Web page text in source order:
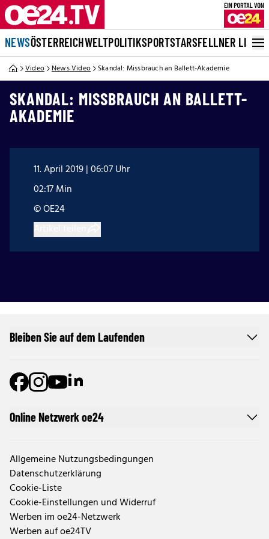
NEWSÖSTERREICHWELTPOLITIKSPORTSTARSFELLNER LIVE
Video News Video Skandal: Missbrauch an Ballett-Akademie
SKANDAL: MISSBRAUCH AN BALLETT-
AKADEMIE
11. April 2019 | 06:07 Uhr
02:17 Min
© OE24
Online Netzwerk oe24
Allgemeine Nutzungsbedingungen
Datenschutzerklärung
Cookie-Liste
Cookie-Einstellungen und Widerruf
Werben im oe24-Netzwerk
Werben auf oe24TV
Bleiben Sie auf dem Laufenden